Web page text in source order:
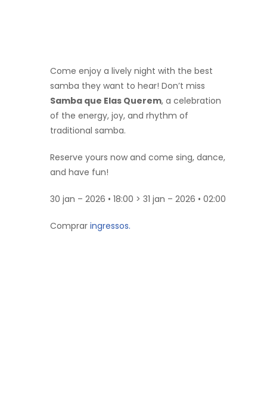
Come enjoy a lively night with the best
samba they want to hear! Don’t miss
Samba que Elas Querem, a celebration
of the energy, joy, and rhythm of
traditional samba.
Reserve yours now and come sing, dance,
and have fun!
30 jan – 2026 • 18:00 > 31 jan – 2026 • 02:00
Comprar ingressos.